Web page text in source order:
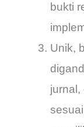
bukti
Unik,
jurnal,